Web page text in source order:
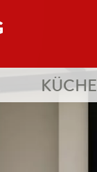
KÜCHE